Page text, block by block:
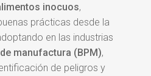
inocuos,
prácticas desde la
en las industrias
manufactura (BPM),
de peligros y